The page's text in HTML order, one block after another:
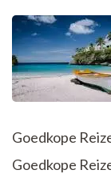
Goedkope
Goedkope